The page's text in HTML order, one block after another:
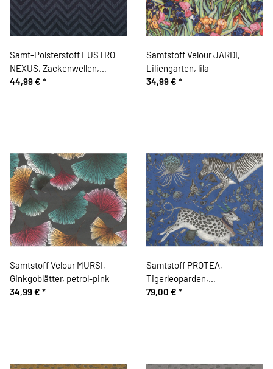
Samt-Polsterstoff LUSTRO
NEXUS, Zackenwellen,
nachtblau, Sanderson
44,99 € *
Samtstoff Velour JARDI,
Liliengarten, lila
34,99 € *
Samtstoff Velour MURSI,
Ginkgoblätter, petrol-pink
34,99 € *
Samtstoff PROTEA,
Tigerleoparden,
ultramarinblau, Emma Shipley
79,00 € *